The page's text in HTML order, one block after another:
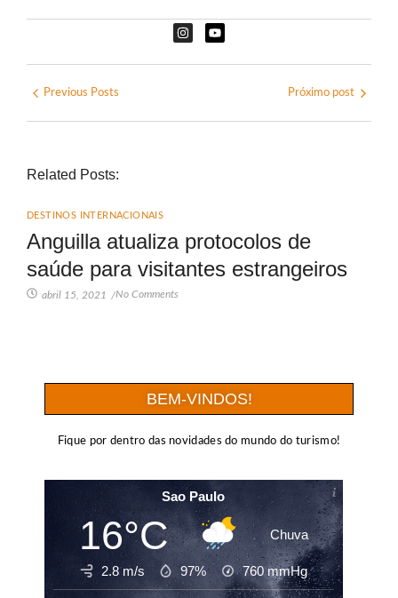
Previous Posts Próximo post
Related Posts:
DESTINOS INTERNACIONAIS
Anguilla atualiza protocolos de
saúde para visitantes estrangeiros
abril 15, 2021 /No Comments
BEM-VINDOS!
Fique por dentro das novidades do mundo do turismo!
Sao Paulo
16°C Chuva
2.8 m/s 97% 760mmHg